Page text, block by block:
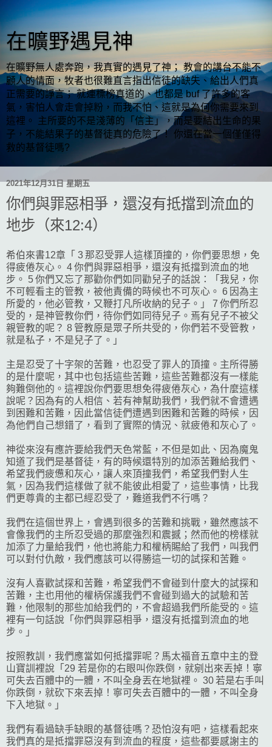
在曠野遇見神
在曠野無人處奔跑，我真實的遇見了神； 教會的講台不能不
顧人的情面，牧者也很難直言指出信徒的缺失、給出人們真
正需要的諍言； 就連標榜真道的、也都是 buf 了許多的客
氣，害怕人會走會掉粉，而我不怕、這就是為何你需要來到
這裡。 主所要的不是淺薄的「信主」，而是要結出生命的果
子，不能結果子的基督徒真的危險了！ 你還在當一個僅僅得
救的基督徒嗎?
2021年12月31日 星期五
你們與罪惡相爭，還沒有抵擋到流血的
地步（來12:4）
希伯來書12章「 3 那忍受罪人這樣頂撞的，你們要思想，免
得疲倦灰心。 4 你們與罪惡相爭，還沒有抵擋到流血的地
步。 5 你們又忘了那勸你們如同勸兒子的話說：「我兒，你
不可輕看主的管教，被他責備的時候也不可灰心。 6 因為主
所愛的，他必管教，又鞭打凡所收納的兒子。」 7 你們所忍
受的，是神管教你們，待你們如同待兒子。焉有兒子不被父
親管教的呢？ 8 管教原是眾子所共受的，你們若不受管教，
就是私子，不是兒子了。」
主是忍受了十字架的苦難，也忍受了罪人的頂撞。主所得勝
的是什麼呢，其中也包括這些苦難，這些苦難都沒有一樣能
夠難倒他的。這裡說你們要思想免得疲倦灰心，為什麼這樣
說呢？因為有的人相信、若有神幫助我們，我們就不會遭遇
到困難和苦難，因此當信徒們遭遇到困難和苦難的時候，因
為他們自己想錯了，看到了實際的情況、就疲倦和灰心了。
神從來沒有應許要給我們天色常藍，不但是如此、因為魔鬼
知道了我們是基督徒，有的時候還特別的加添苦難給我們、
希望我們疲憊和灰心，讓人來頂撞我們，希望我們對人生
氣，因為我們這樣做了就不能彼此相愛了，這些事情，比我
們更尊貴的主都已經忍受了，難道我們不行嗎？
我們在這個世界上，會遇到很多的苦難和挑戰，雖然應該不
會像我們的主所忍受過的那麼強烈和震撼；然而他的榜樣就
加添了力量給我們，他也將能力和權柄賜給了我們，叫我們
可以對付仇敵，我們應該可以得勝這一切的試探和苦難。
沒有人喜歡試探和苦難，希望我們不會碰到什麼大的試探和
苦難，主也用他的權柄保護我們不會碰到過大的試驗和苦
難，他限制的那些加給我們的，不會超過我們所能受的。這
裡有一句話說「你們與罪惡相爭，還沒有抵擋到流血的地
步。」
按照教訓，我們應當如何抵擋罪呢？馬太福音五章中主的登
山寶訓裡說「29 若是你的右眼叫你跌倒，就剜出來丟掉！寧
可失去百體中的一體，不叫全身丟在地獄裡。 30 若是右手叫
你跌倒，就砍下來丟掉！寧可失去百體中的一體，不叫全身
下入地獄。」
我們有看過缺手缺眼的基督徒嗎？恐怕沒有吧，這樣看起來
我們真的是抵擋罪惡沒有到流血的程度，這些都要感謝主的